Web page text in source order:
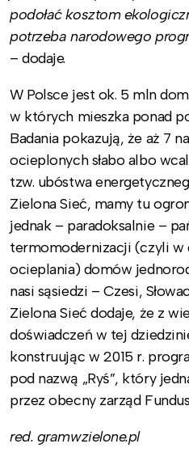
podołać kosztom
potrzeba narodowego
– dodaje.
W Polsce jest ok. 5 mln
w których mieszka ponad
Badania pokazują, że aż 7
ocieplonych słabo albo
tzw. ubóstwa
Zielona Sieć, mamy tu
jednak – paradoksalnie –
termomodernizacji (czyli w
ocieplania) domów
nasi sąsiedzi – Czesi,
Zielona Sieć dodaje, że z
doświadczeń w tej
konstruując w 2015 r.
pod nazwą „Ryś”, który
przez obecny zarząd
red. gramwzielone.pl